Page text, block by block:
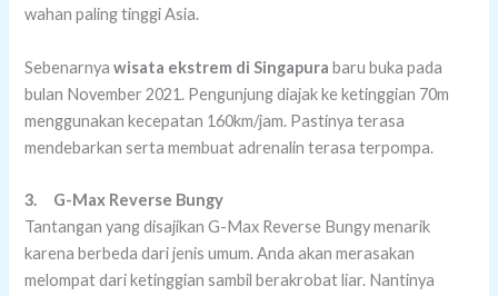
wahan paling tinggi Asia.
Sebenarnyawisata ekstrem di Singapura baru buka pada
bulan November 2021. Pengunjung diajak ke ketinggian 70m
menggunakan kecepatan 160km/jam. Pastinya terasa
mendebarkan serta membuat adrenalin terasa terpompa.
3. G-Max Reverse Bungy
Tantangan yang disajikan G-Max Reverse Bungy menarik
karena berbeda dari jenis umum. Anda akan merasakan
melompat dari ketinggian sambil berakrobat liar. Nantinya